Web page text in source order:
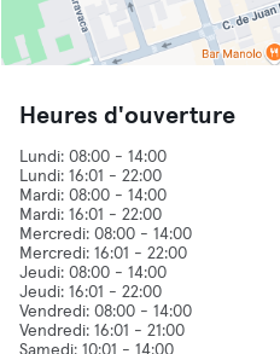
Heures d'ouverture
Lundi: 08:00 - 14:00
Lundi: 16:01 - 22:00
Mardi: 08:00 - 14:00
Mardi: 16:01 - 22:00
Mercredi: 08:00 - 14:00
Mercredi: 16:01 - 22:00
Jeudi: 08:00 - 14:00
Jeudi: 16:01 - 22:00
Vendredi: 08:00 - 14:00
Vendredi: 16:01 - 21:00